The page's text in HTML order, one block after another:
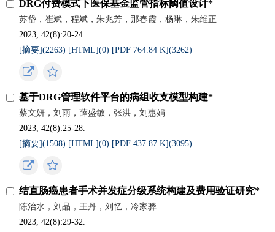
DRG付费模式下医保基金监管指标阈值设计*
苏岱，崔斌，程斌，朱兆芳，那春霞，杨琳，朱维正
2023, 42(8):20-24.
[摘要](2263) [HTML](0) [PDF 764.84 K](3262)
基于DRG管理软件平台的病组收支模型构建*
蔡文妍，刘雨，薛盛敏，张洪，刘惠娟
2023, 42(8):25-28.
[摘要](1508) [HTML](0) [PDF 437.87 K](3095)
结直肠癌患者手术并发症分级系统构建及费用验证研究*
陈治水，刘晶，王丹，刘忆，冷家骅
2023, 42(8):29-32.